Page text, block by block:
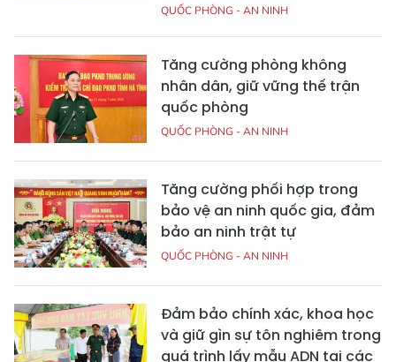
QUỐC PHÒNG - AN NINH
Tăng cường phòng không
nhân dân, giữ vững thế trận
quốc phòng
QUỐC PHÒNG - AN NINH
Tăng cường phối hợp trong
bảo vệ an ninh quốc gia, đảm
bảo an ninh trật tự
QUỐC PHÒNG - AN NINH
Đảm bảo chính xác, khoa học
và giữ gìn sự tôn nghiêm trong
quá trình lấy mẫu ADN tại các